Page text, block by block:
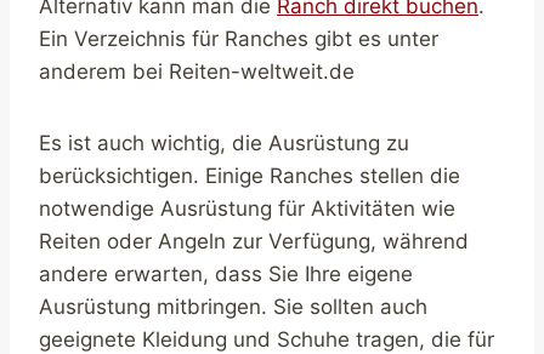
Alternativ kann man die Ranch direkt buchen.
Ein Verzeichnis für Ranches gibt es unter
anderem bei Reiten-weltweit.de
Es ist auch wichtig, die Ausrüstung zu
berücksichtigen. Einige Ranches stellen die
notwendige Ausrüstung für Aktivitäten wie
Reiten oder Angeln zur Verfügung, während
andere erwarten, dass Sie Ihre eigene
Ausrüstung mitbringen. Sie sollten auch
geeignete Kleidung und Schuhe tragen, die für